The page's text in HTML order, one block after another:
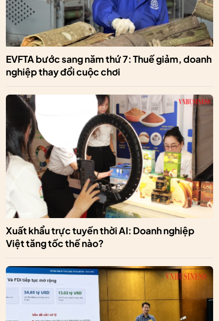
EVFTA bước sang năm thứ 7: Thuế giảm, doanh
nghiệp thay đổi cuộc chơi
Xuất khẩu trực tuyến thời AI: Doanh nghiệp
Việt tăng tốc thế nào?